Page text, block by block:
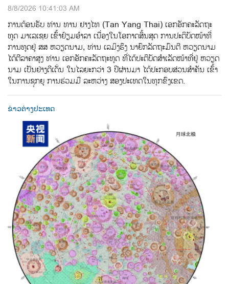
8/8/2026 10:41:03 AM
ການ​ຕ້ອນ​ຮັບ​ ທ່ານ ທານ ຢາງໄທ (Tan Yang Thai) ​ເອກ​ອັກ​ຄະ​ລັດ​ຖະ​
ທູດ ມາ​ເລ​ເຊຍ ເຂົ້າ​ຢ້ຽມ​ອຳ​ລາ​ ເນື່ອງ​ໃນ​ໂອ​ກາດ​ສິ້ນ​ສຸດ​ ການ​ປະ​ຕິ​ບັດ​ໜ້າ​ທີ່​
ການ​ທູດ​ຢູ່ ສສ ຫວຽດ​ນາມ, ທ່ານ​ ເລ​ມິ​ງ​ຮຶງ ນາ​ຍົກ​ລັດ​ຖະ​ມົນ​ຕີ ຫວຽດ​ນາມ
ໄດ້​ຕີ​ລາ​ຄາ​ສູງ​ ທ່ານ ເອກ​ອັກ​ຄະ​ລັດ​ຖະ​ທູດ ທີ່​ໄດ້​ປະ​ຕິ​ບັດ​ສຳ​ເລັດ​ໜ້າ​ທີ່​ຢູ່ ຫວຽດ​
ນາມ​ ເປັນ​ຢ່າງ​ດີເດັ່ນ ໃນ​ໄລ​ຍະ​ກວ່າ 3 ປີ​ຜ່ານ​ມາ ໄດ້​ປະ​ກອບ​ສ່ວນ​ສຳ​ຄັນ ​ເຂົ້າ
ໃນ​ການ​ຊຸກ​ຍູ​ ການ​ຮ່ວມ​ມື​ ລະ​ຫວ່າງ ​ສອງ​ປະ​ເທດ​ໃນ​ທຸກ​ຂົງ​ເຂດ.
ຂ່າວຕ່າງປະເທດ